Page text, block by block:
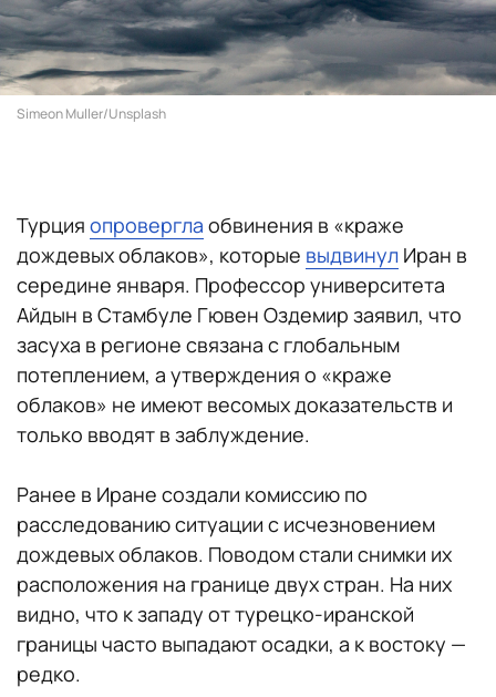
Simeon Muller/Unsplash
Турция опровергла обвинения в «краже
дождевых облаков», которые выдвинул Иран в
середине января. Профессор университета
Айдын в Стамбуле Гювен Оздемир заявил, что
засуха в регионе связана с глобальным
потеплением, а утверждения о «краже
облаков» не имеют весомых доказательств и
только вводят в заблуждение.
Ранее в Иране создали комиссию по
расследованию ситуации с исчезновением
дождевых облаков. Поводом стали снимки их
расположения на границе двух стран. На них
видно, что к западу от турецко-иранской
границы часто выпадают осадки, а к востоку —
редко.